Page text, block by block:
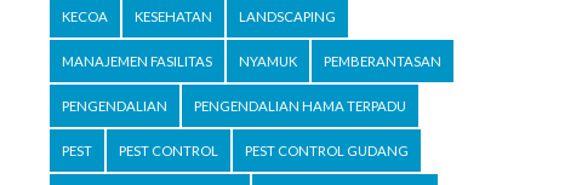
KECOA KESEHATAN LANDSCAPING
MANAJEMEN FASILITAS NYAMUK PEMBERANTASAN
PENGENDALIAN PENGENDALIAN HAMA TERPADU
PEST PEST CONTROL PEST CONTROL GUDANG